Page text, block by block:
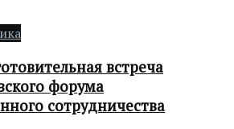
встреча
форума
сотрудничества